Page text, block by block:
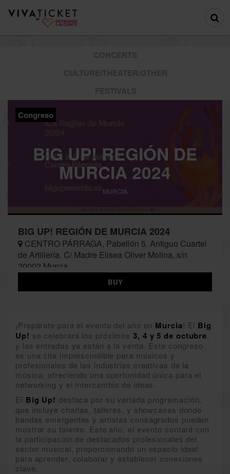
Congreso
BIG UP! REGIÓN DE
MURCIA 2024
MURCIA
BIG UP! REGIÓN DE MURCIA 2024
CENTRO PÁRRAGA, Pabellón 5. Antiguo Cuartel
de Artillería. C/ Madre Elisea Oliver Molina, s/n
30002 Murcia
BUY
¡Prepárate para el evento del año en Murcia ! El Big
Up! se celebrará los próximos3, 4 y 5 de octubre
y las entradas ya están a la venta. Este congreso
es una cita imprescindible para músicos y
profesionales de las industrias creativas de la
música, ofreciendo una oportunidad única para el
networking y el intercambio de ideas.
El Big Up! destaca por su variada programación,
que incluye charlas, talleres, y showcases donde
bandas emergentes y artistas consagrados pueden
mostrar su talento. Este año, el evento contará con
la participación de destacados profesionales del
sector musical, proporcionando un espacio ideal
para aprender, colaborar y establecer conexiones
clave.